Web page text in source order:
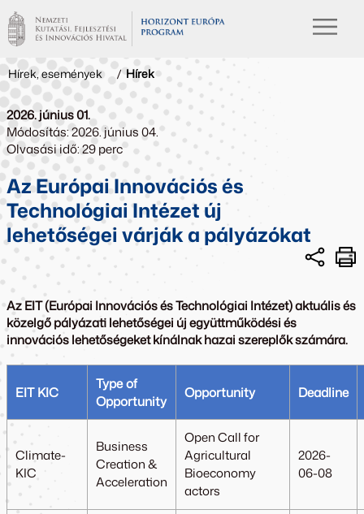
Hírek, események / Hírek
2026. június 01.
Módosítás: 2026. június 04.
Olvasási idő: 29 perc
Az Európai Innovációs és
Technológiai Intézet új
lehetőségei várják a pályázókat
Az EIT (Európai Innovációs és Technológiai Intézet) aktuális és
közelgő pályázati lehetőségei új együttműködési és
innovációs lehetőségeket kínálnak hazai szereplők számára.
EIT KIC
Type of
Opportunity
Opportunity Deadline
Climate-
KIC
Business
Creation &
Acceleration
Open Call for
Agricultural
Bioeconomy
actors
2026-
06-08